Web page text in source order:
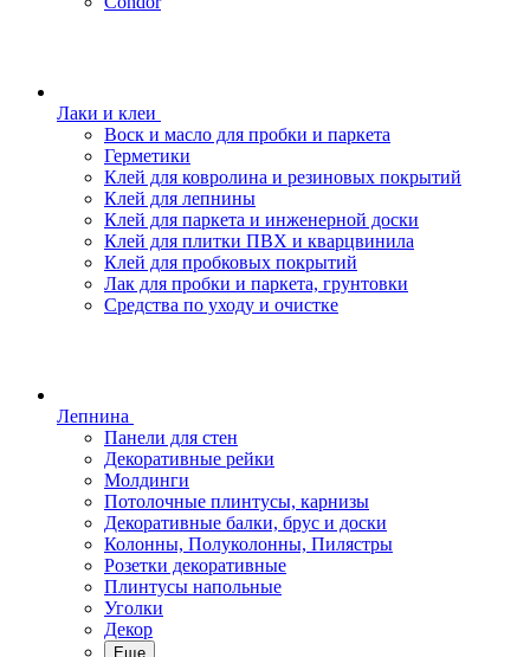
Лаки и клеи
Воск и масло для пробки и паркета
Герметики
Клей для ковролина и резиновых покрытий
Клей для лепнины
Клей для паркета и инженерной доски
Клей для плитки ПВХ и кварцвинила
Клей для пробковых покрытий
Лак для пробки и паркета, грунтовки
Средства по уходу и очистке
Лепнина
Панели для стен
Декоративные рейки
Молдинги
Потолочные плинтусы, карнизы
Декоративные балки, брус и доски
Колонны, Полуколонны, Пилястры
Розетки декоративные
Плинтусы напольные
Уголки
Декор
Еще